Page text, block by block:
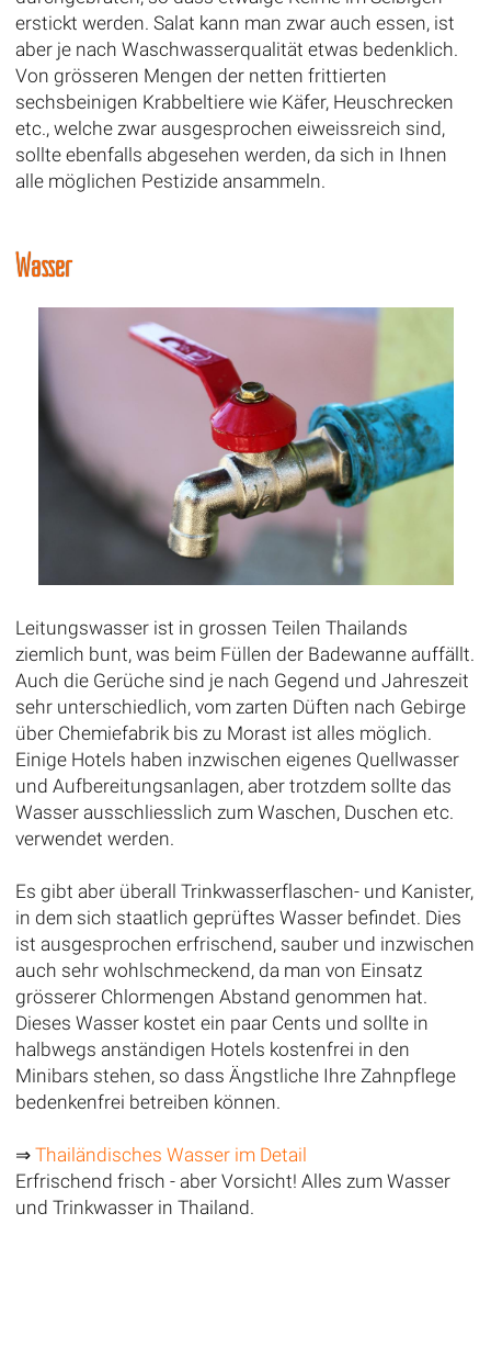
erstickt werden. Salat kann man zwar auch essen, ist
aber je nach Waschwasserqualität etwas bedenklich.
Von grösseren Mengen der netten frittierten
sechsbeinigen Krabbeltiere wie Käfer, Heuschrecken
etc., welche zwar ausgesprochen eiweissreich sind,
sollte ebenfalls abgesehen werden, da sich in Ihnen
alle möglichen Pestizide ansammeln.
Wasser
Leitungswasser ist in grossen Teilen Thailands
ziemlich bunt, was beim Füllen der Badewanne auffällt.
Auch die Gerüche sind je nach Gegend und Jahreszeit
sehr unterschiedlich, vom zarten Düften nach Gebirge
über Chemiefabrik bis zu Morast ist alles möglich.
Einige Hotels haben inzwischen eigenes Quellwasser
und Aufbereitungsanlagen, aber trotzdem sollte das
Wasser ausschliesslich zum Waschen, Duschen etc.
verwendet werden.
Es gibt aber überall Trinkwasserflaschen- und Kanister,
in dem sich staatlich geprüftes Wasser befindet. Dies
ist ausgesprochen erfrischend, sauber und inzwischen
auch sehr wohlschmeckend, da man von Einsatz
grösserer Chlormengen Abstand genommen hat.
Dieses Wasser kostet ein paar Cents und sollte in
halbwegs anständigen Hotels kostenfrei in den
Minibars stehen, so dass Ängstliche Ihre Zahnpflege
bedenkenfrei betreiben können.
⇒ Thailändisches Wasser im Detail
Erfrischend frisch - aber Vorsicht! Alles zum Wasser
und Trinkwasser in Thailand.